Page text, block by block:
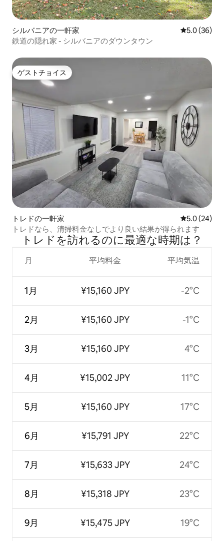
シルバニアの一軒家 レビュー36
5.0 (36)
鉄道の隠れ家 - シルバニアのダウンタウン
ゲストチョイス
ゲストチョイス
トレドの一軒家 レビュー24
5.0 (24)
トレドなら、清掃料金なしでより良い結果が得られます
トレドを訪⁠れ⁠るの⁠に最⁠適⁠な時⁠期⁠は⁠？
月
1月
2月
3月
4月
5月
6月
7月
8月
9月
平均料金
¥15,160 JPY
¥15,160 JPY
¥15,160 JPY
¥15,002 JPY
¥15,160 JPY
¥15,791 JPY
¥15,633 JPY
¥15,318 JPY
¥15,475 JPY
平均気温
-2°C
-1°C
4°C
11°C
17°C
22°C
24°C
23°C
19°C